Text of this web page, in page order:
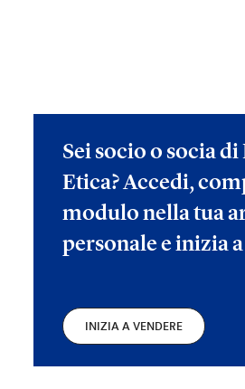
Sei socio o socia di
Etica? Accedi,
modulo nella tua
personale e inizia
INIZIA A VENDERE